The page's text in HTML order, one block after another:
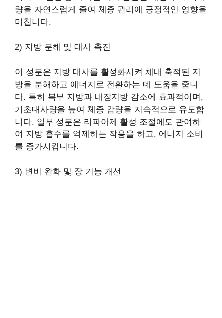
량을 자연스럽게 줄여 체중 관리에 긍정적인 영향을
미칩니다.
2) 지방 분해 및 대사 촉진
이 성분은 지방 대사를 활성화시켜 체내 축적된 지
방을 분해하고 에너지로 전환하는 데 도움을 줍니
다. 특히 복부 지방과 내장지방 감소에 효과적이며,
기초대사량을 높여 체중 감량을 지속적으로 유도합
니다. 일부 성분은 리파아제 활성 조절에도 관여하
여 지방 흡수를 억제하는 작용을 하고, 에너지 소비
를 증가시킵니다.
3) 변비 완화 및 장 기능 개선